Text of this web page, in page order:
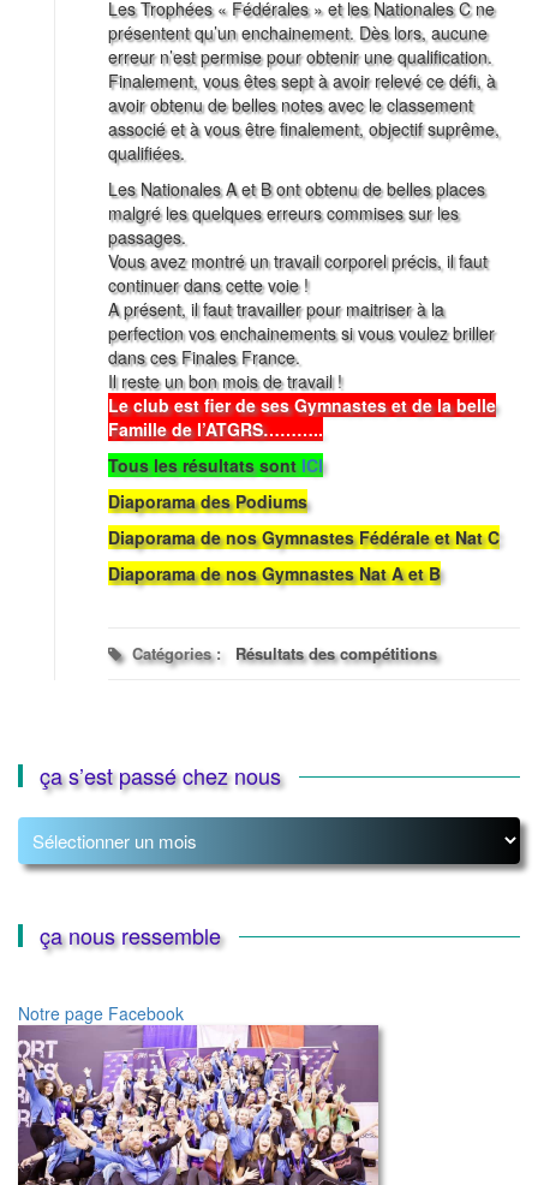
Les Trophées « Fédérales » et les Nationales C ne
présentent qu’un enchainement. Dès lors, aucune
erreur n’est permise pour obtenir une qualification.
Finalement, vous êtes sept à avoir relevé ce défi, à
avoir obtenu de belles notes avec le classement
associé et à vous être finalement, objectif suprême,
qualifiées.
Les Nationales A et B ont obtenu de belles places
malgré les quelques erreurs commises sur les
passages.
Vous avez montré un travail corporel précis, il faut
continuer dans cette voie !
A présent, il faut travailler pour maitriser à la
perfection vos enchainements si vous voulez briller
dans ces Finales France.
Il reste un bon mois de travail !
Le club est fier de ses Gymnastes et de la belle
Famille de l’ATGRS………..
Tous les résultats sontICI
Diaporama des Podiums
Diaporama de nos Gymnastes Fédérale et Nat C
Diaporama de nos Gymnastes Nat A et B
Catégories : Résultats des compétitions
ça s’est passé chez nous
ça
s’est
passé
nousça nous ressemble
Notre page Facebook